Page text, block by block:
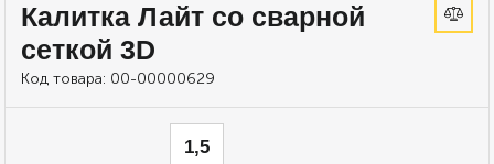
Калитка Лайт со сварной
сеткой 3D
Код товара: 00-00000629
1,5